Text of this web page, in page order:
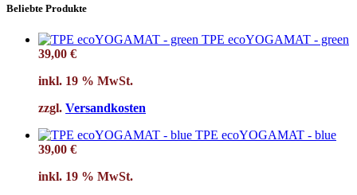
Beliebte Produkte
TPE ecoYOGAMAT - green
39,00 €
inkl. 19 % MwSt.
zzgl. Versandkosten
TPE ecoYOGAMAT - blue
39,00 €
inkl. 19 % MwSt.